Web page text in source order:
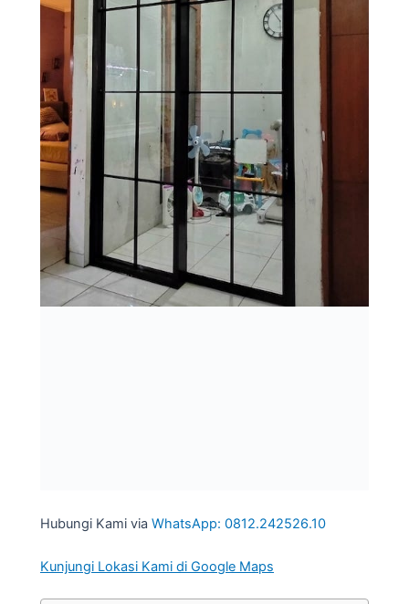
Hubungi Kami via WhatsApp: 0812.242526.10
Kunjungi Lokasi Kami di Google Maps